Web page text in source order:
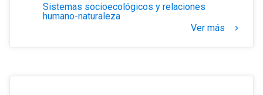
Sistemas socioecológicos y relaciones
humano-naturaleza
Ver más
keyboard_arrow_right